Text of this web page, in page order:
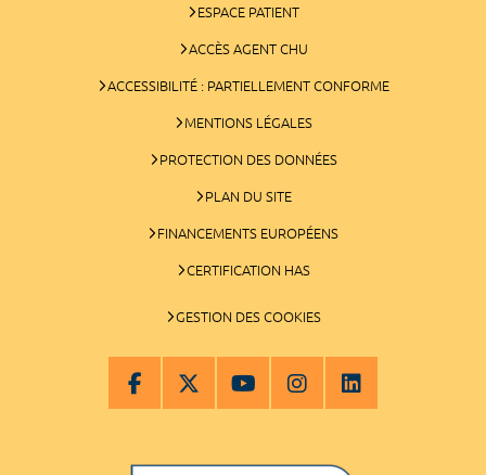
ESPACE PATIENT
ACCÈS AGENT CHU
ACCESSIBILITÉ : PARTIELLEMENT CONFORME
MENTIONS LÉGALES
PROTECTION DES DONNÉES
PLAN DU SITE
FINANCEMENTS EUROPÉENS
CERTIFICATION HAS
GESTION DES COOKIES